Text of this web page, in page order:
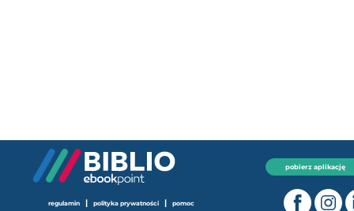
pobierz aplikację
regulamin | polityka prywatności | pomoc